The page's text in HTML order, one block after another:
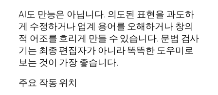
AI도 만능은 아닙니다. 의도된 표현을 과도하
게 수정하거나 업계 용어를 오해하거나 창의
적 어조를 흐리게 만들 수 있습니다. 문법 검사
기는 최종 편집자가 아니라 똑똑한 도우미로
보는 것이 가장 좋습니다.
주요 작동 위치